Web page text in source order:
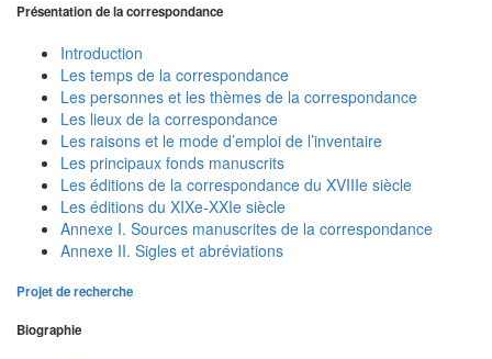
Présentation de la correspondance
Introduction
Les temps de la correspondance
Les personnes et les thèmes de la correspondance
Les lieux de la correspondance
Les raisons et le mode d’emploi de l’inventaire
Les principaux fonds manuscrits
Les éditions de la correspondance du XVIIIe siècle
Les éditions du XIXe-XXIe siècle
Annexe I. Sources manuscrites de la correspondance
Annexe II. Sigles et abréviations
Projet de recherche
Biographie